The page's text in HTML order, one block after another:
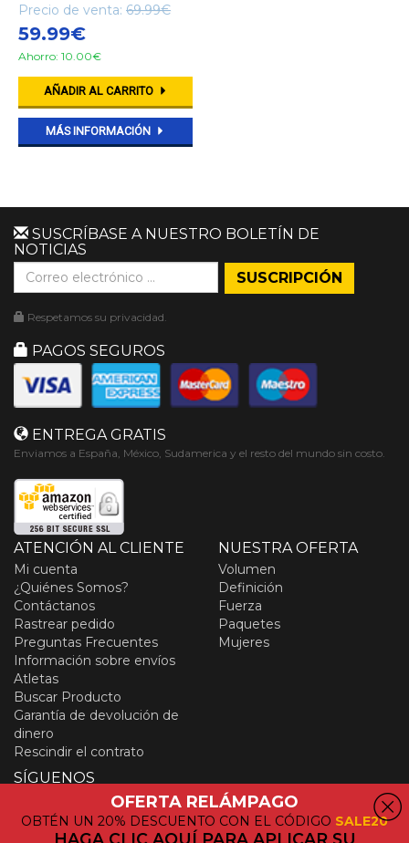
Precio de venta: 69.99€
59.99€
Ahorro: 10.00€
AÑADIR AL CARRITO
MÁS INFORMACIÓN
SUSCRÍBASE A NUESTRO BOLETÍN DE
NOTICIAS
Respetamos su privacidad.
PAGOS SEGUROS
ENTREGA GRATIS
Enviamos a España, México, Sudamerica y el resto del mundo sin costo.
ATENCIÓN AL CLIENTE
Mi cuenta
¿Quiénes Somos?
Contáctanos
Rastrear pedido
Preguntas Frecuentes
Información sobre envíos
Atletas
Buscar Producto
Garantía de devolución de
dinero
Rescindir el contrato
NUESTRA OFERTA
Volumen
Definición
Fuerza
Paquetes
Mujeres
SÍGUENOS
Pinterest
Facebook
Youtube
OFERTA RELÁMPAGO
OBTÉN UN 20% DESCUENTO CON EL CÓDIGO SALE20
HAGA CLIC AQUÍ PARA APLICAR SU